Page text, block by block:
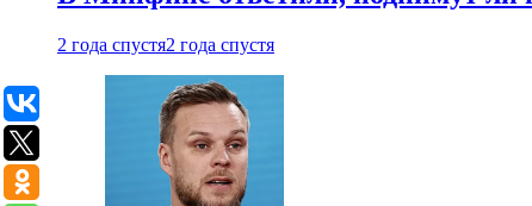
2 года спустя2 года спустя